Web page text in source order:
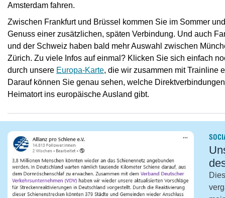
Amsterdam fahren.
Zwischen Frankfurt und Brüssel kommen Sie im Sommer
Genuss einer zusätzlichen, späten Verbindung. Und auch
und der Schweiz haben bald mehr Auswahl zwischen
Zürich. Zu viele Infos auf einmal? Klicken Sie sich einfach
durch unsere Europa-Karte, die wir zusammen mit Trainline
Darauf können Sie genau sehen, welche
Heimatort ins europäische Ausland gibt.